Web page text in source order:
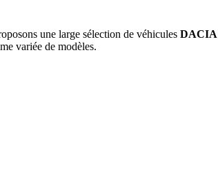
une large sélection de véhicules DACIA
variée de modèles.